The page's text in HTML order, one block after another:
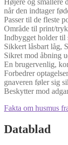
når den indtager
Passer til de fleste
Område til print/tryk
Indbygget holder til
Sikkert låsbart låg,
Sikret mod åbning
En brugervenlig,
Forbedrer
gnaveren føler sig
Beskytter mod
Fakta om husmus
Datablad